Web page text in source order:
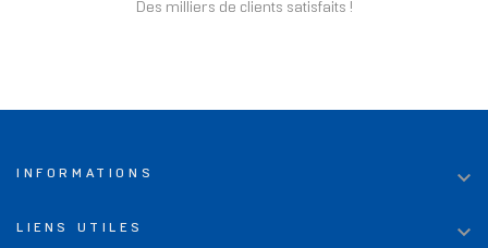
Des milliers de clients satisfaits !
INFORMATIONS 
LIENS UTILES 